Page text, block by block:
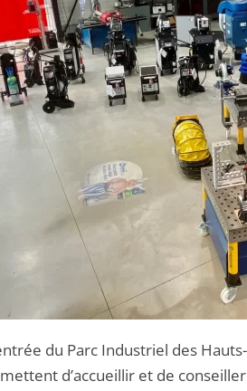
du Parc Industriel des
d’accueillir et de